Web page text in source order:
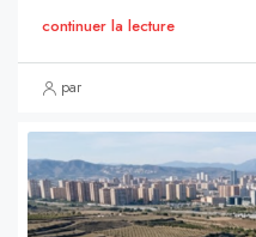
continuer la lecture
par